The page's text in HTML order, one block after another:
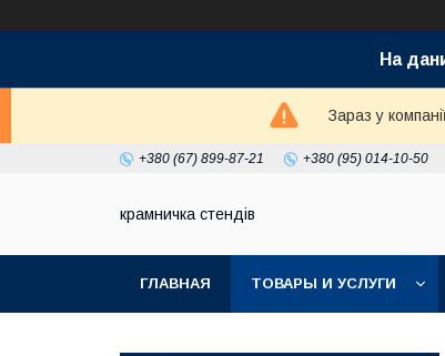
На
Зараз у
+380 (67) 899-87-21 +380 (95) 014-10-50
крамничка стендів
ГЛАВНАЯ ТОВАРЫ И УСЛУГИ